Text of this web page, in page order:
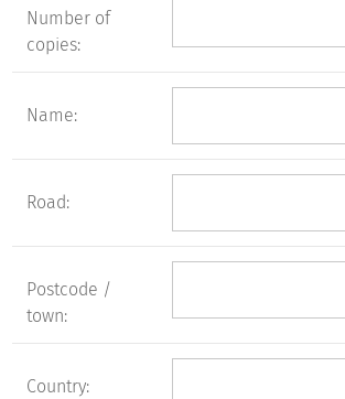
Number of
copies:
Name:
Road:
Postcode /
town:
Country: